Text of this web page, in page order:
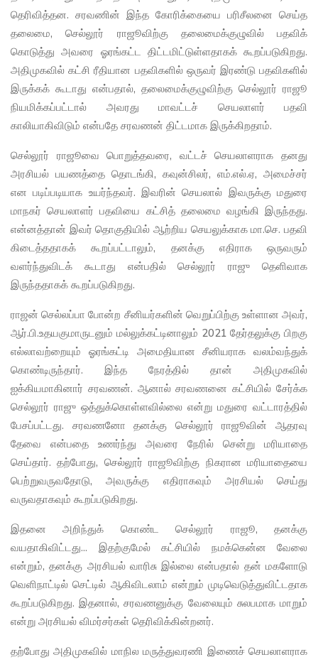
தெரிவித்தன. சரவணின் இந்த கோரிக்கையை பரிசீலனை செய்த
தலைமை, செல்லூர் ராஜூவிற்கு தலைமைக்குழுவில் பதவிக்
கொடுத்து அவரை ஓரங்கட்ட திட்டமிட்டுள்ளதாகக் கூறப்படுகிறது.
அதிமுகவில் கட்சி ரீதியான பதவிகளில் ஒருவர் இரண்டு பதவிகளில்
இருக்கக் கூடாது என்பதால், தலைமைக்குழுவிற்கு செல்லூர் ராஜூ
நியமிக்கப்பட்டால் அவரது மாவட்டச் செயலாளர் பதவி
காலியாகிவிடும் என்பதே சரவணன் திட்டமாக இருக்கிறதாம்.
செல்லூர் ராஜூவை பொறுத்தவரை, வட்டச் செயலாளராக தனது
அரசியல் பயணத்தை தொடங்கி, கவுன்சிலர், எம்.எல்.ஏ, அமைச்சர்
என படிப்படியாக உயர்ந்தவர். இவரின் செயலால் இவருக்கு மதுரை
மாநகர் செயலாளர் பதவியை கட்சித் தலைமை வழங்கி இருந்தது.
என்னத்தான் இவர் தொகுதியில் ஆற்றிய செயலுக்காக மா.செ. பதவி
கிடைத்ததாகக் கூறப்பட்டாலும், தனக்கு எதிராக ஒருவரும்
வளர்ந்துவிடக் கூடாது என்பதில் செல்லூர் ராஜு தெளிவாக
இருந்ததாகக் கூறப்படுகிறது.
ராஜன் செல்லப்பா போன்ற சீனியர்களின் வெறுப்பிற்கு உள்ளான அவர்,
ஆர்.பி.உதயகுமாருடனும் மல்லுக்கட்டினாலும் 2021 தேர்தலுக்கு பிறகு
எல்லாவற்றையும் ஓரங்கட்டி அமைதியான சீனியராக வலம்வந்துக்
கொண்டிருந்தார். இந்த நேரத்தில் தான் அதிமுகவில்
ஐக்கியமாகினார் சரவணன். ஆனால் சரவணனை கட்சியில் சேர்க்க
செல்லூர் ராஜு ஒத்துக்கொள்ளவில்லை என்று மதுரை வட்டாரத்தில்
பேசப்பட்டது. சரவணனோ தனக்கு செல்லூர் ராஜூவின் ஆதரவு
தேவை என்பதை உணர்ந்து அவரை நேரில் சென்று மரியாதை
செய்தார். தற்போது, செல்லூர் ராஜூவிற்கு நிகரான மரியாதையை
பெற்றுவருவதோடு, அவருக்கு எதிராகவும் அரசியல் செய்து
வருவதாகவும் கூறப்படுகிறது.
இதனை அறிந்துக் கொண்ட செல்லூர் ராஜூ, தனக்கு
வயதாகிவிட்டது... இதற்குமேல் கட்சியில் நமக்கென்ன வேலை
என்றும், தனக்கு அரசியல் வாரிசு இல்லை என்பதால் தன் மகளோடு
வெளிநாட்டில் செட்டில் ஆகிவிடலாம் என்றும் முடிவெடுத்துவிட்டதாக
கூறப்படுகிறது. இதனால், சரவணனுக்கு வேலையும் சுலபமாக மாறும்
என்று அரசியல் விமர்சர்கள் தெரிவிக்கின்றனர்.
தற்போது அதிமுகவில் மாநில மருத்துவரணி இணைச் செயலாளராக